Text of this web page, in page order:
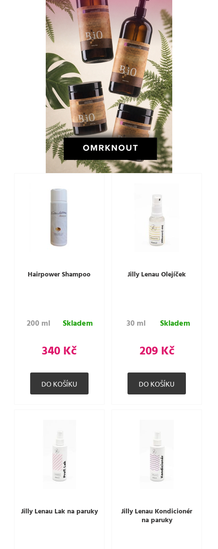
Hairpower Shampoo
200 ml Skladem
340 Kč
Jilly Lenau Olejíček
30 ml Skladem
209 Kč
Jilly Lenau Lak na paruky Jilly Lenau Kondicionér
na paruky